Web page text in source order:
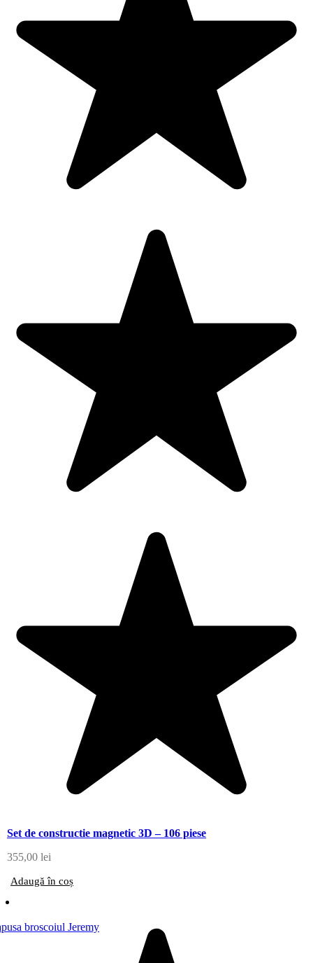
Set de constructie magnetic 3D – 106 piese
355,00 lei
Adaugă în coș